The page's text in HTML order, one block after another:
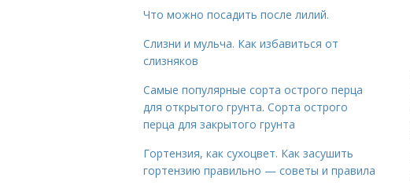
Что можно посадить после лилий.
Слизни и мульча. Как избавиться от
слизняков
Самые популярные сорта острого перца
для открытого грунта. Сорта острого
перца для закрытого грунта
Гортензия, как сухоцвет. Как засушить
гортензию правильно — советы и правила